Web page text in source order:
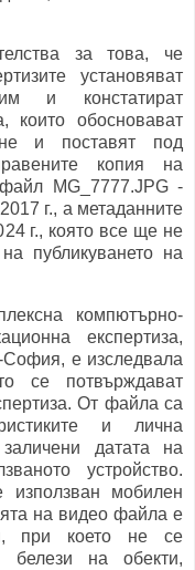
за това, че
установяват
и констатират
които обосновават
и поставят под
копия на
MG_7777.JPG -
г., а метаданните
г., която все ще не
публикуването на
компютърно-
експертиза,
София, е изследвала
се потвърждават
От файла са
и лична
датата на
устройство.
използван мобилен
на видео файла е
при което не се
белези на обекти,